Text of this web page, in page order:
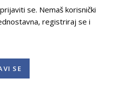
se. Nemaš korisnički
registriraj se i
SE